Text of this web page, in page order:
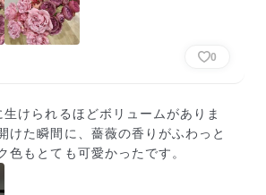
0
生けられるほどボリュームがありま
けた瞬間に、薔薇の香りがふわっと
色もとても可愛かったです。